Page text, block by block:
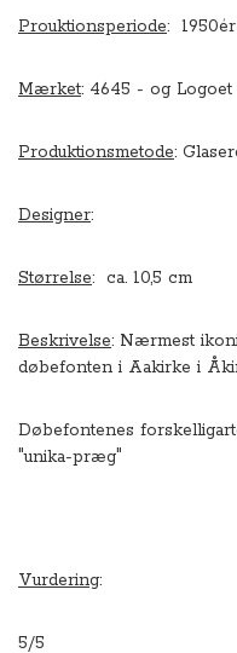
Prouktionsperiode:
Mærket: 4645 - og
Produktionsmetode:
Designer:
Størrelse: ca. 10,5 cm
Beskrivelse: Nærmest
døbefonten i Aakirke i
Døbefontenes
"unika-præg"
Vurdering:
5/5